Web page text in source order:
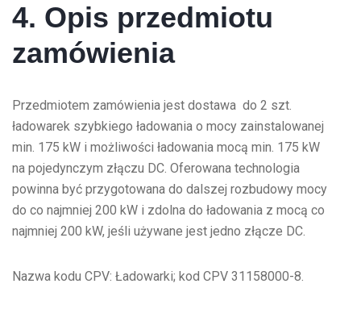
4. Opis przedmiotu
zamówienia
Przedmiotem zamówienia jest dostawa do 2 szt.
ładowarek szybkiego ładowania o mocy zainstalowanej
min. 175 kW i możliwości ładowania mocą min. 175 kW
na pojedynczym złączu DC. Oferowana technologia
powinna być przygotowana do dalszej rozbudowy mocy
do co najmniej 200 kW i zdolna do ładowania z mocą co
najmniej 200 kW, jeśli używane jest jedno złącze DC.
Nazwa kodu CPV: Ładowarki; kod CPV 31158000-8.